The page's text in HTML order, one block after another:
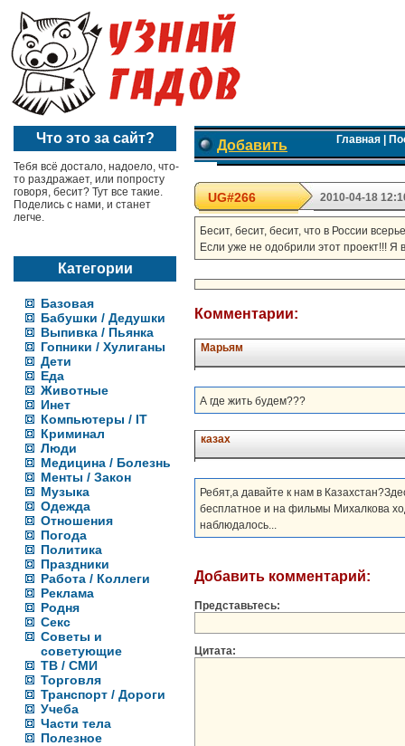
Что это за сайт?
Тебя всё достало, надоело, что-
то раздражает, или попросту
говоря, бесит? Тут все такие.
Поделись с нами, и станет
легче.
Категории
Базовая
Бабушки / Дедушки
Выпивка / Пьянка
Гопники / Хулиганы
Дети
Еда
Животные
Инет
Компьютеры / IT
Криминал
Люди
Медицина / Болезнь
Менты / Закон
Музыка
Одежда
Отношения
Погода
Политика
Праздники
Работа / Коллеги
Реклама
Родня
Секс
Советы и
советующие
ТВ / СМИ
Торговля
Транспорт / Дороги
Учеба
Части тела
Полезное
Добавить Главная|
UG#266 2010-04-18
Бесит, бесит, бесит, что в России
Если уже не одобрили этот проект!!! Я
Комментарии:
Марьям
А где жить будем???
казах
Ребят,а давайте к нам в
бесплатное и на фильмы Михалкова
наблюдалось...
Добавить комментарий:
Представьтесь:
Цитата: